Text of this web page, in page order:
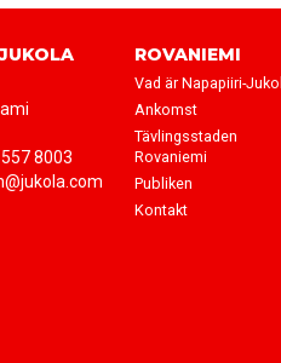
8003
ROVANIEMI
Vad är Napapiiri-
Ankomst
Tävlingsstaden
Rovaniemi
Publiken
Kontakt